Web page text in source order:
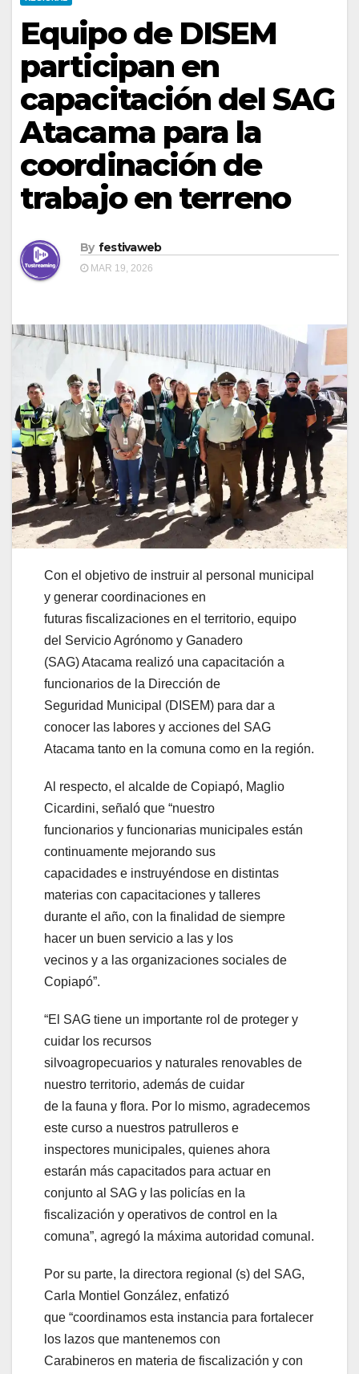
Equipo de DISEM
participan en
capacitación del SAG
Atacama para la
coordinación de
trabajo en terreno
By festivaweb
MAR 19, 2026
Con el objetivo de instruir al personal municipal
y generar coordinaciones en
futuras fiscalizaciones en el territorio, equipo
del Servicio Agrónomo y Ganadero
(SAG) Atacama realizó una capacitación a
funcionarios de la Dirección de
Seguridad Municipal (DISEM) para dar a
conocer las labores y acciones del SAG
Atacama tanto en la comuna como en la región.
Al respecto, el alcalde de Copiapó, Maglio
Cicardini, señaló que “nuestro
funcionarios y funcionarias municipales están
continuamente mejorando sus
capacidades e instruyéndose en distintas
materias con capacitaciones y talleres
durante el año, con la finalidad de siempre
hacer un buen servicio a las y los
vecinos y a las organizaciones sociales de
Copiapó”.
“El SAG tiene un importante rol de proteger y
cuidar los recursos
silvoagropecuarios y naturales renovables de
nuestro territorio, además de cuidar
de la fauna y flora. Por lo mismo, agradecemos
este curso a nuestros patrulleros e
inspectores municipales, quienes ahora
estarán más capacitados para actuar en
conjunto al SAG y las policías en la
fiscalización y operativos de control en la
comuna”, agregó la máxima autoridad comunal.
Por su parte, la directora regional (s) del SAG,
Carla Montiel González, enfatizó
que “coordinamos esta instancia para fortalecer
los lazos que mantenemos con
Carabineros en materia de fiscalización y con